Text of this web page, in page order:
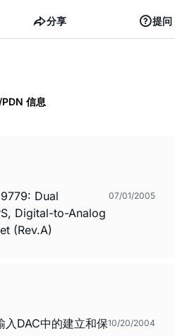
分享 提问
信息
Dual
Digital-to-Analog
(Rev.A)
07/01/2005
DAC中的建立和保10/20/2004